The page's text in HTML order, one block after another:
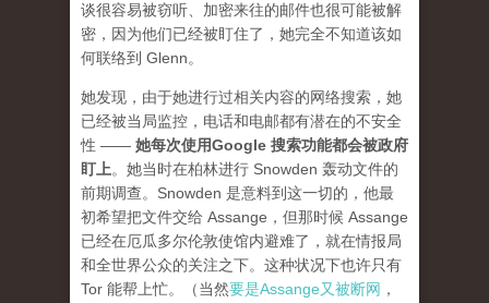
谈很容易被窃听、加密来往的邮件也很可能被解
密，因为他们已经被盯住了，她完全不知道该如
何联络到 Glenn。
她发现，由于她进行过相关内容的网络搜索，她
已经被当局监控，电话和电邮都有潜在的不安全
性 —— 她每次使用Google 搜索功能都会被政府
盯上。她当时在柏林进行 Snowden 轰动文件的
前期调查。Snowden 是意料到这一切的，他最
初希望把文件交给 Assange，但那时候 Assange
已经在厄瓜多尔伦敦使馆内避难了，就在情报局
和全世界公众的关注之下。这种状况下也许只有
Tor 能帮上忙。（当然要是Assange又被断网 ，